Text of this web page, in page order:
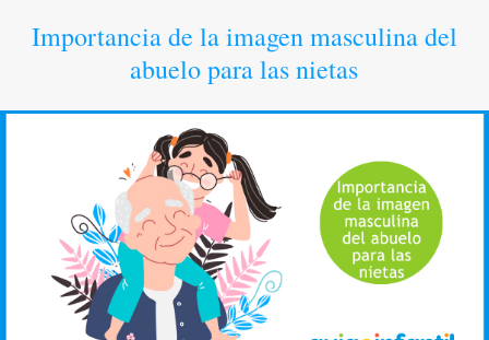
Importancia de la imagen masculina del
abuelo para las nietas